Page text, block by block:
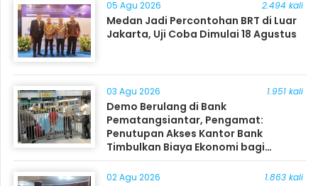
05 Agu 2026 2.494 kali
Medan Jadi Percontohan BRT di Luar
Jakarta, Uji Coba Dimulai 18 Agustus
03 Agu 2026 1.951 kali
Demo Berulang di Bank
Pematangsiantar, Pengamat:
Penutupan Akses Kantor Bank
Timbulkan Biaya Ekonomi bagi
Masyarakat
02 Agu 2026 1.863 kali